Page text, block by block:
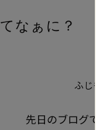
なぁに？
ふじ
先日のブログ